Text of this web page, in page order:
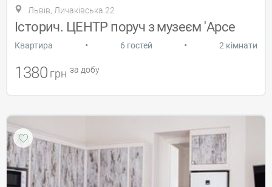
Львів, Личаківська 22
Історич. ЦЕНТР поруч з музеєм 'Арсе
Квартира • 6 гостей • 2 кімнати
1380 грн за добу